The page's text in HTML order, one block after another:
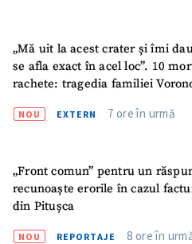
„Mă uit la acest crater și îmi
se afla exact în acel loc”. 10
rachete: tragedia familiei
NOU EXTERN 7 ore în urmă
„Front comun” pentru un
recunoaște erorile în cazul
din Pitușca
NOU REPORTAJE 8 ore în